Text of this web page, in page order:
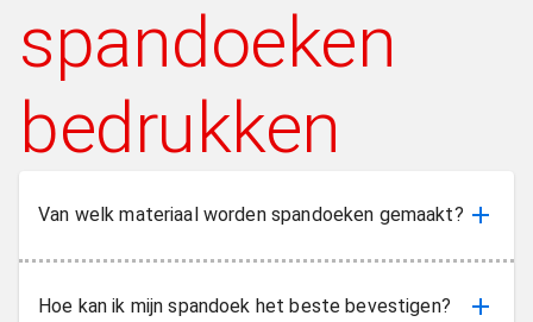
spandoeken
bedrukken
Van welk materiaal worden spandoeken gemaakt?
Hoe kan ik mijn spandoek het beste bevestigen?